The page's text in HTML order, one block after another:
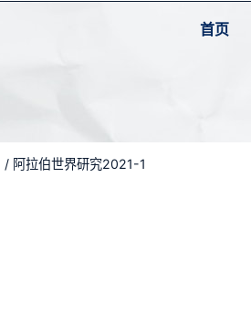
首页
/ 阿拉伯世界研究2021-1